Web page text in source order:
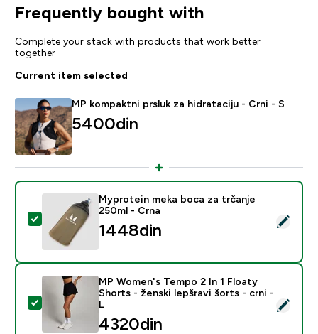
Frequently bought with
Complete your stack with products that work better
together
Current item selected
MP kompaktni prsluk za hidrataciju - Crni - S
5400din‎
Select this product - Myprotein meka boca za trčanje
Myprotein meka boca za trčanje
250ml - Crna
1448din‎
Select this product - MP Women's Tempo 2 In 1
MP Women's Tempo 2 In 1 Floaty
Shorts - ženski lepšravi šorts - crni -
L
4320din‎